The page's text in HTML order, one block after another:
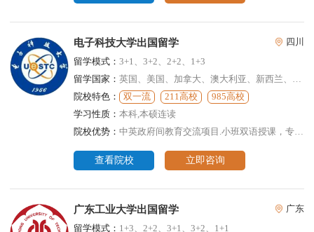
电子科技大学出国留学 四川
留学模式： 3+1、3+2、2+2、1+3
留学国家： 英国、美国、加拿大、澳大利亚、新西兰、新加坡、荷兰
院校特色：
双一流 211高校
985高校
学习性质： 本科,本硕连读
院校优势： 中英政府间教育交流项目.小班双语授课，专业齐全，可置换学分
查看院校 立即咨询
广东工业大学出国留学 广东
留学模式： 1+3、2+2、3+1、3+2、1+1